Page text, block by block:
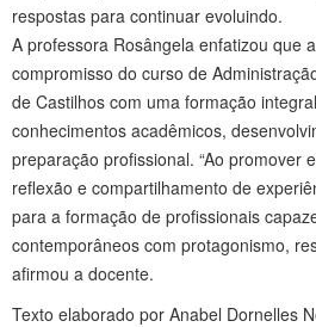
respostas para continuar evoluindo.
A professora Rosângela enfatizou que
compromisso do curso de
de Castilhos com uma formação
conhecimentos acadêmicos,
preparação profissional. “Ao promover
reflexão e compartilhamento de
para a formação de profissionais
contemporâneos com protagonismo,
afirmou a docente.
Texto elaborado por Anabel Dornelles